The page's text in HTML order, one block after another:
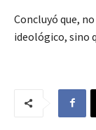
Concluyó que,
ideológico, sino